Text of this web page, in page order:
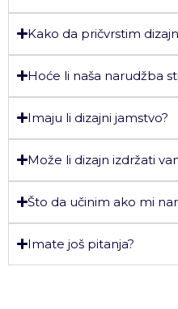
Kako da pričvrstim
Hoće li naša narudžba
Imaju li dizajni jamstvo?
Može li dizajn izdržati
Što da učinim ako mi
Imate još pitanja?